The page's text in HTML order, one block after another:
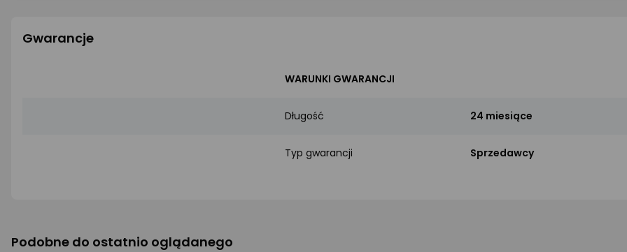
Gwarancje
WARUNKI GWARANCJI
Długość 24 miesiące
Typ gwarancji Sprzedawcy
Podobne do ostatnio oglądanego